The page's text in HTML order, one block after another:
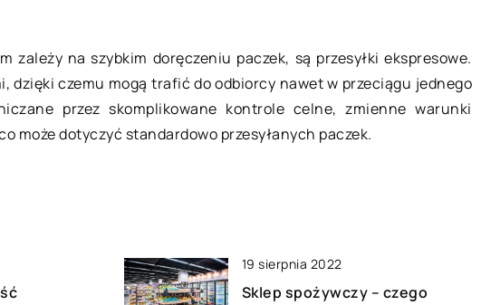
zależy na szybkim doręczeniu paczek, są przesyłki ekspresowe.
dzięki czemu mogą trafić do odbiorcy nawet w przeciągu jednego
przez skomplikowane kontrole celne, zmienne warunki
może dotyczyć standardowo przesyłanych paczek.
19 sierpnia 2022
Sklep spożywczy – czego
jaką jest depresja. Sięga